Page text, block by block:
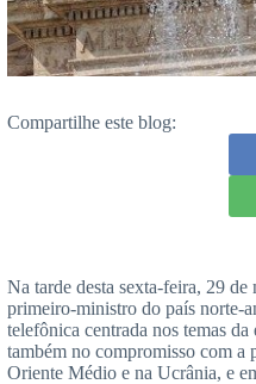
Compartilhe este blog:
Na tarde desta sexta-feira, 29
primeiro-ministro do país norte-
telefônica centrada nos temas
também no compromisso com a
Oriente Médio e na Ucrânia, e